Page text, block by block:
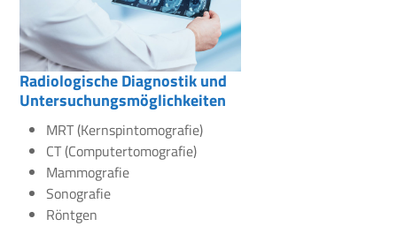
Radiologische Diagnostik und
Untersuchungsmöglichkeiten
MRT (Kernspintomografie)
CT (Computertomografie)
Mammografie
Sonografie
Röntgen